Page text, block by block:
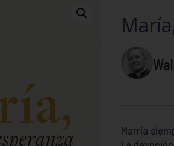
Marría